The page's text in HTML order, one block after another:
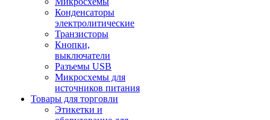
Конденсаторы
электролитические
Транзисторы
Кнопки,
выключатели
Разъемы USB
Микросхемы для
источников питания
Товары для торговли
Этикетки и